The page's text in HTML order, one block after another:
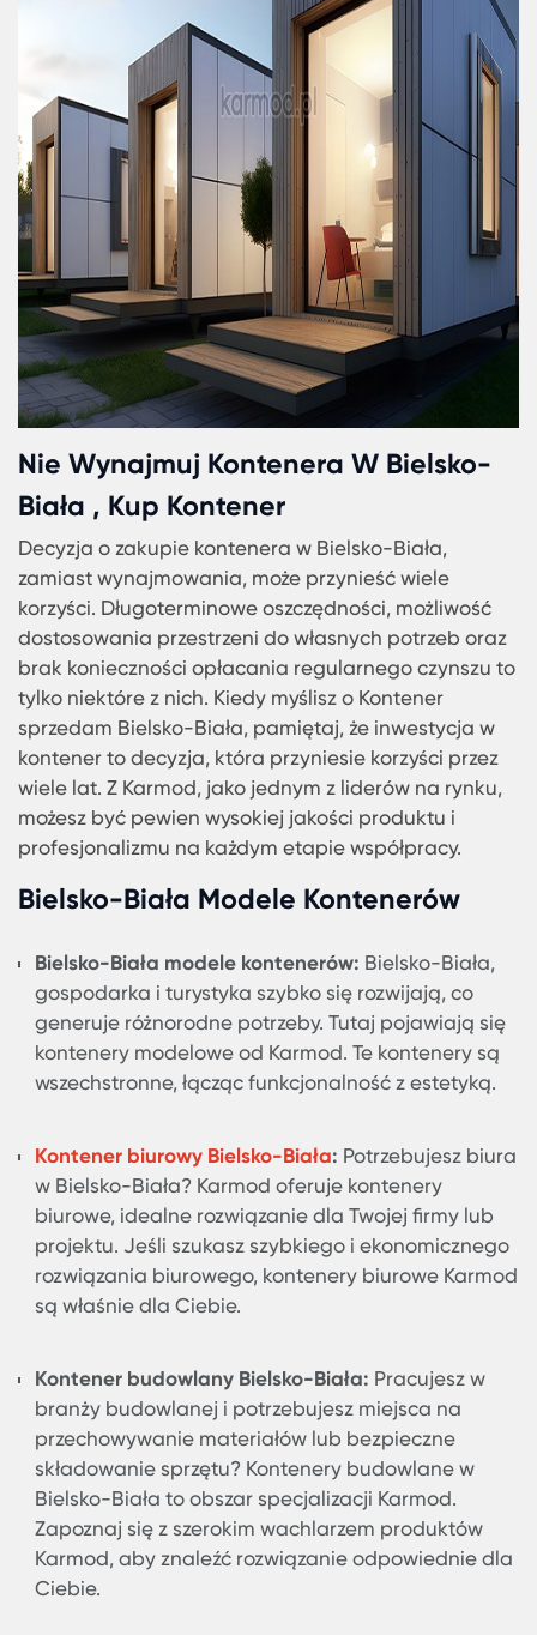
dostawców w regionie. Opcje takie jak Kontener
biurowy do wynajęcia Bielsko-Biała czy Kontener
Bielsko-Biała sprzedam świadczą o szerokim
zakresie usług, jakie firma jest w stanie
jeśli chodzi o cenę, Kontener cena Bielsko-Biała
ofercie Karmod jest jednym z najbardziej
atrakcyjnych na rynku.
Nie można również zapomnieć o alternatywnych
rozwiązaniach mieszkaniowych, takich jak domki
kontenerowe Bielsko-Biała, które zyskują na
popularności wśród młodego pokolenia.
dla organizatorów imprez masowych i innych
wydarzeń, Kontenery WC Bielsko-Biała oraz
kontenerowe Bielsko-Biała są niezastąpione, a
Karmod jest w stanie dostarczyć te produkty w
konkurencyjnych cenach.
Biała , Kup Kontener
Decyzja o zakupie kontenera w Bielsko-Biała,
zamiast wynajmowania, może przynieść wiele
korzyści. Długoterminowe oszczędności,
dostosowania przestrzeni do własnych potrzeb
brak konieczności opłacania regularnego